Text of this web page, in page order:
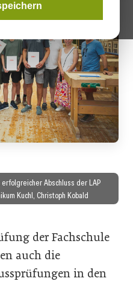
Abschluss der LAP
Kuchl, Christoph Kobald
der Fachschule
auch die
in den